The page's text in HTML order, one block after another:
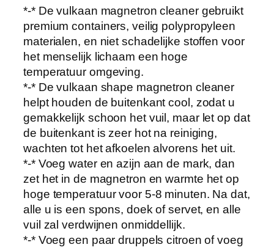
u
r
S
t
o
o
m
r
e
i
n
i
g
e
r
|
*-* De vulkaan magnetron cleaner gebruikt
premium containers, veilig polypropyleen
materialen, en niet schadelijke stoffen voor
het menselijk lichaam een hoge
temperatuur omgeving.
*-* De vulkaan shape magnetron cleaner
helpt houden de buitenkant cool, zodat u
gemakkelijk schoon het vuil, maar let op dat
de buitenkant is zeer hot na reiniging,
wachten tot het afkoelen alvorens het uit.
*-* Voeg water en azijn aan de mark, dan
zet het in de magnetron en warmte het op
hoge temperatuur voor 5-8 minuten. Na dat,
alle u is een spons, doek of servet, en alle
vuil zal verdwijnen onmiddellijk.
*-* Voeg een paar druppels citroen of voeg